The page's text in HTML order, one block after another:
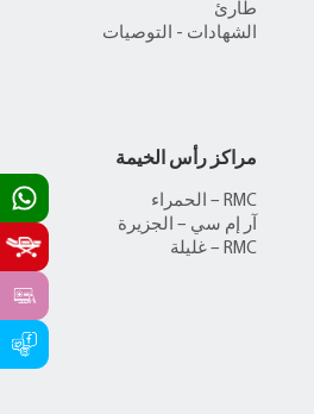
طارئ
الشهادات - التوصيات
مراكز رأس الخيمة
RMC – الحمراء
آر إم سي – الجزيرة
RMC – غليلة